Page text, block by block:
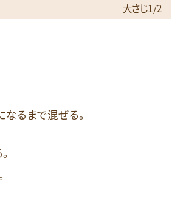
大さじ1/2
るまで混ぜる。